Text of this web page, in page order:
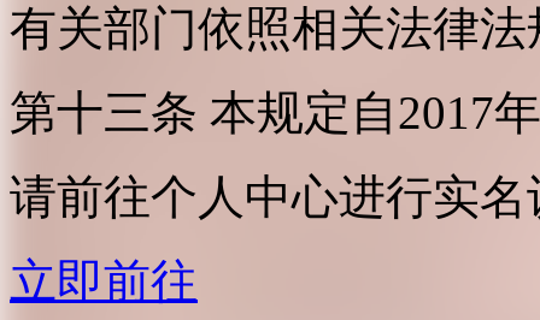
有关部门依照相关法律
第十三条 本规定自2017
请前往个人中心进行实名
立即前往